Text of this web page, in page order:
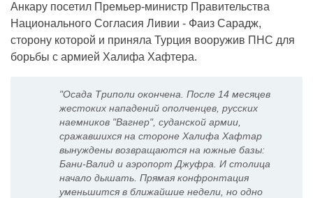
Анкару посетил Премьер-министр Правительства
Национального Согласия Ливии - Фаиз Сарадж,
сторону которой и приняла Турция вооружив ПНС для
борьбы с армией Халифа Хафтера.
"Осада Триполи окончена. После 14 месяцев
жестоких нападений ополченцев, русских
наемников "Вагнер", суданской армии,
сражавшихся на стороне Халифа Хафтар
вынуждены возвращаются на южные базы:
Бани-Валид и аэропорт Джуфра. И столица
начало дышать. Прямая конфронтация
уменьшится в ближайшие недели, но одно